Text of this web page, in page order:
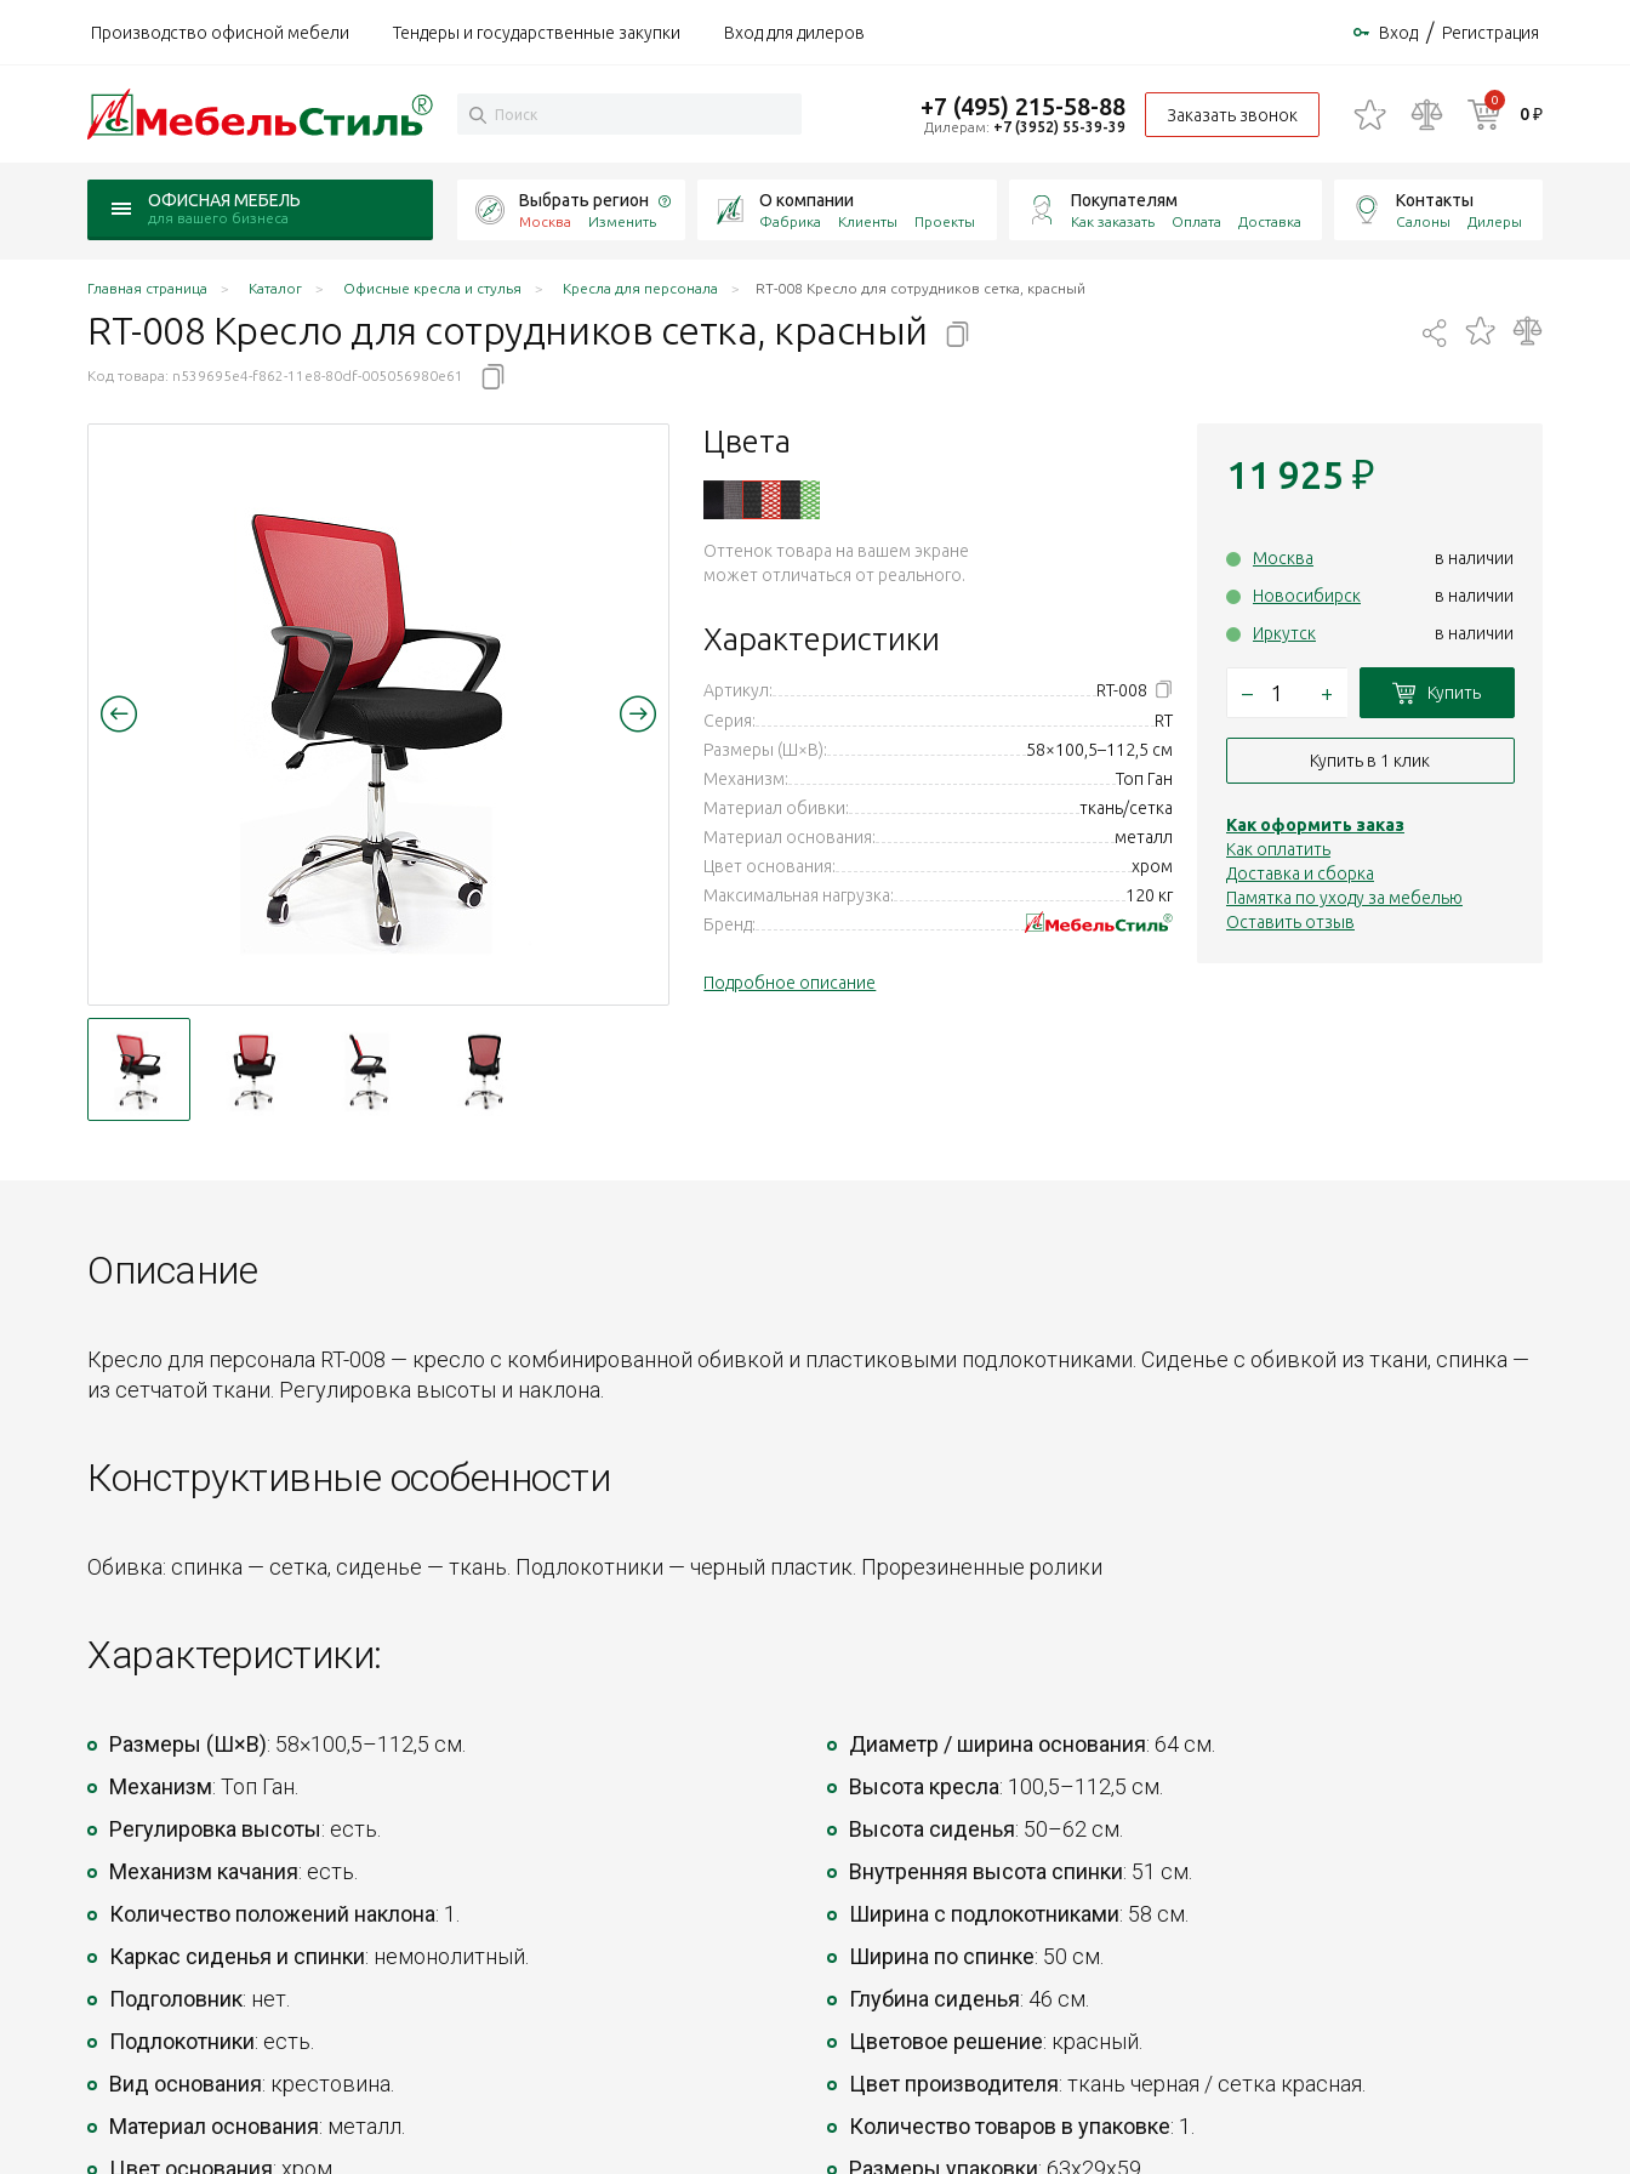
Производство офисной мебели Тендеры и государственные закупки Вход для дилеров Вход / Регистрация
+7 (495) 215-58-88
Дилерам: +7 (3952) 55-39-39
Заказать звонок
0
0 ₽
ОФИСНАЯ МЕБЕЛЬ
для вашего бизнеса
Выбрать регион
Москва Изменить
О компании
Фабрика Клиенты Проекты
Покупателям
Как заказать Оплата Доставка
Контакты
Салоны Дилеры
Главная страница Каталог Офисные кресла и стулья Кресла для персонала RT-008 Кресло для сотрудников сетка, красный
RT-008 Кресло для сотрудников сетка, красный
Код товара: n539695e4-f862-11e8-80df-005056980e61
Цвета
Оттенок товара на вашем экране
может отличаться от реального.
Характеристики
Артикул:
RT-008
Серия:
RT
Размеры (Ш×В):
58×100,5–112,5 см
Механизм:
Топ Ган
Материал обивки:
ткань/сетка
Материал основания:
металл
Цвет основания:
хром
Максимальная нагрузка:
120 кг
Бренд:
Подробное описание
11 925 ₽
Москва
в наличии
Новосибирск
в наличии
Иркутск
в наличии
– + Купить
Купить в 1 клик
Как оформить заказ
Как оплатить
Доставка и сборка
Памятка по уходу за мебелью
Оставить отзыв
Описание
Кресло для персонала RT-008 — кресло с комбинированной обивкой и пластиковыми подлокотниками. Сиденье с обивкой из ткани, спинка —
из сетчатой ткани. Регулировка высоты и наклона.
Конструктивные особенности
Обивка: спинка — сетка, сиденье — ткань. Подлокотники — черный пластик. Прорезиненные ролики
Характеристики:
Размеры (Ш×В): 58×100,5–112,5 см.
Механизм: Топ Ган.
Регулировка высоты: есть.
Механизм качания: есть.
Количество положений наклона: 1.
Каркас сиденья и спинки: немонолитный.
Подголовник: нет.
Подлокотники: есть.
Вид основания: крестовина.
Материал основания: металл.
Цвет основания: хром.
Диаметр / ширина основания: 64 см.
Высота кресла: 100,5–112,5 см.
Высота сиденья: 50–62 см.
Внутренняя высота спинки: 51 см.
Ширина с подлокотниками: 58 см.
Ширина по спинке: 50 см.
Глубина сиденья: 46 см.
Цветовое решение: красный.
Цвет производителя: ткань черная / сетка красная.
Количество товаров в упаковке: 1.
Размеры упаковки: 63x29x59.